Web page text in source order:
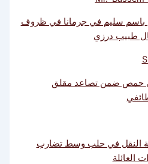
باسم سليم في جرمانا في ظروف
طبيب درزي
حمص ضمن تصاعد مقلق
النقل في حلب وسط تضارب
العائلة